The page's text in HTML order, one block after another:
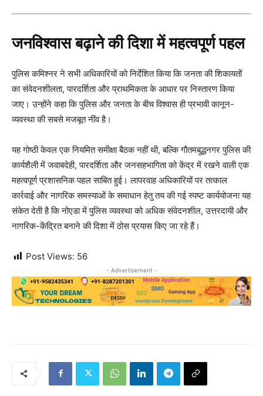
जनविश्वास बढ़ाने की दिशा में महत्वपूर्ण पहल
पुलिस कमिश्नर ने सभी अधिकारियों को निर्देशित किया कि जनता की शिकायतों
का संवेदनशीलता, पारदर्शिता और प्राथमिकता के आधार पर निस्तारण किया
जाए। उन्होंने कहा कि पुलिस और जनता के बीच विश्वास ही प्रभावी कानून-
व्यवस्था की सबसे मजबूत नींव है।
यह गोष्ठी केवल एक नियमित समीक्षा बैठक नहीं थी, बल्कि गौतमबुद्धनगर पुलिस की
कार्यशैली में जवाबदेही, पारदर्शिता और जनसहभागिता को केंद्र में रखने वाली एक
महत्वपूर्ण प्रशासनिक पहल साबित हुई। लापरवाह अधिकारियों पर तत्काल
कार्रवाई और नागरिक समस्याओं के समाधान हेतु तय की गई स्पष्ट कार्ययोजना यह
संकेत देती है कि नोएडा में पुलिस व्यवस्था को अधिक संवेदनशील, उत्तरदायी और
नागरिक-केंद्रित बनाने की दिशा में ठोस प्रयास किए जा रहे हैं।
Post Views: 56
- Advertisement -